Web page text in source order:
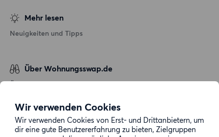
Wir verwenden Cookies
Wir verwenden Cookies von Erst- und Drittanbietern, um
dir eine gute Benutzererfahrung zu bieten, Zielgruppen
Mehr lesen
Neuigkeiten und Tipps
Über Wohnungsswap.de
Über uns
Datenschutz